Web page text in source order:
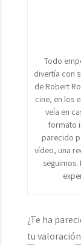
Todo
divertía con
de Robert
cine, en los
veía en
formato
parecido
vídeo, una
¿Te ha
tu